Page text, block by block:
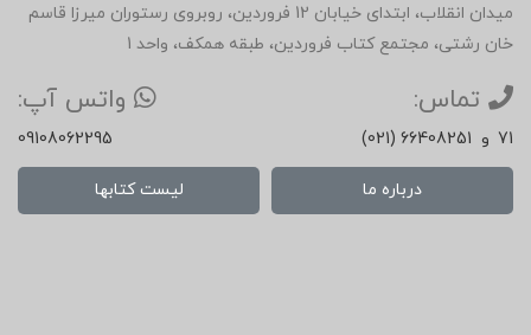
میدان انقلاب، ابتدای خیابان 12 فروردین، روبروی رستوران میرزا قاسم
خان رشتی، مجتمع کتاب فروردین، طبقه همکف، واحد 1
تماس:
(021) 66408251 و 71
واتس آپ:
09108062295
درباره ما لیست کتابها